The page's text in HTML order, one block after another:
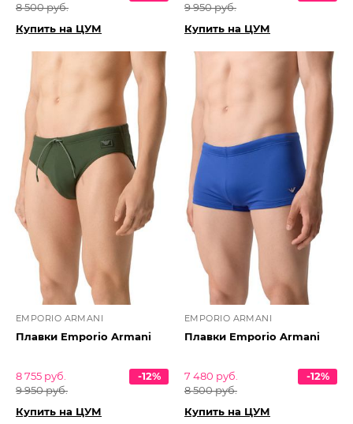
8 500 руб.
Купить на ЦУМ
9 950 руб.
Купить на ЦУМ
EMPORIO ARMANI
Плавки Emporio Armani
8 755 руб.
9 950 руб.
-12%
Купить на ЦУМ
EMPORIO ARMANI
Плавки Emporio Armani
7 480 руб.
8 500 руб.
-12%
Купить на ЦУМ